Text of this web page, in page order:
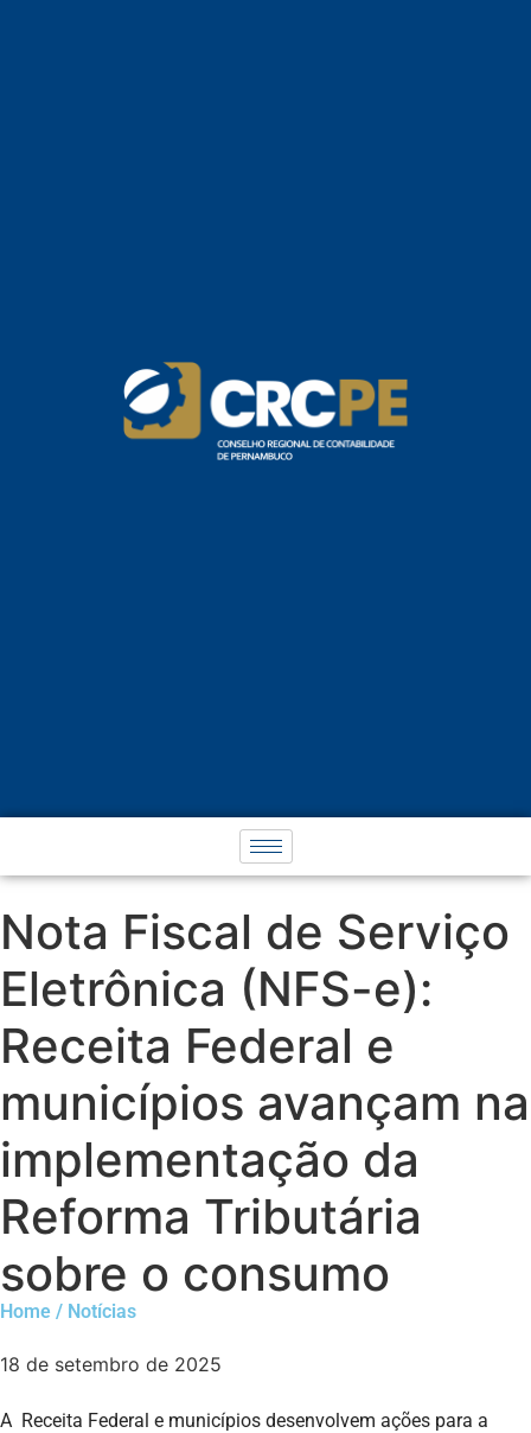
Nota Fiscal de Serviço
Eletrônica (NFS-e):
Receita Federal e
municípios avançam na
implementação da
Reforma Tributária
sobre o consumo
Home / Notícias
18 de setembro de 2025
A Receita Federal e municípios desenvolvem ações para a